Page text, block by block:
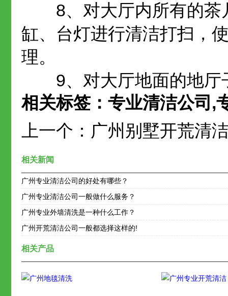
8、对大厅内所有的茶
缸、台灯进行清洁打扫，
理。
9、对大厅地面的地厅
相关标签： 专业清洁公司 ,
上一个： 广州别墅开荒清
相关新闻
广州专业清洁公司的好处有哪些？
广州专业清洁公司一般做什么服务？
广州专业外墙清洗是一种什么工作？
广州开荒清洁公司一般都选择这样的!
相关产品